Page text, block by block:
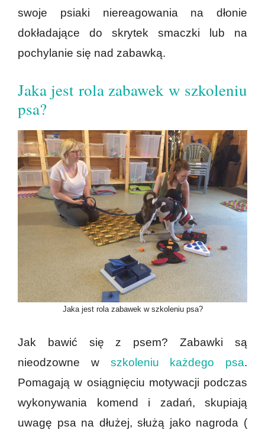
swoje psiaki niereagowania na dłonie
dokładające do skrytek smaczki lub na
pochylanie się nad zabawką.
Jaka jest rola zabawek w szkoleniu
psa?
Jaka jest rola zabawek w szkoleniu psa?
Jak bawić się z psem? Zabawki są
nieodzowne w szkoleniu każdego psa.
Pomagają w osiągnięciu motywacji podczas
wykonywania komend i zadań, skupiają
uwagę psa na dłużej, służą jako nagroda (